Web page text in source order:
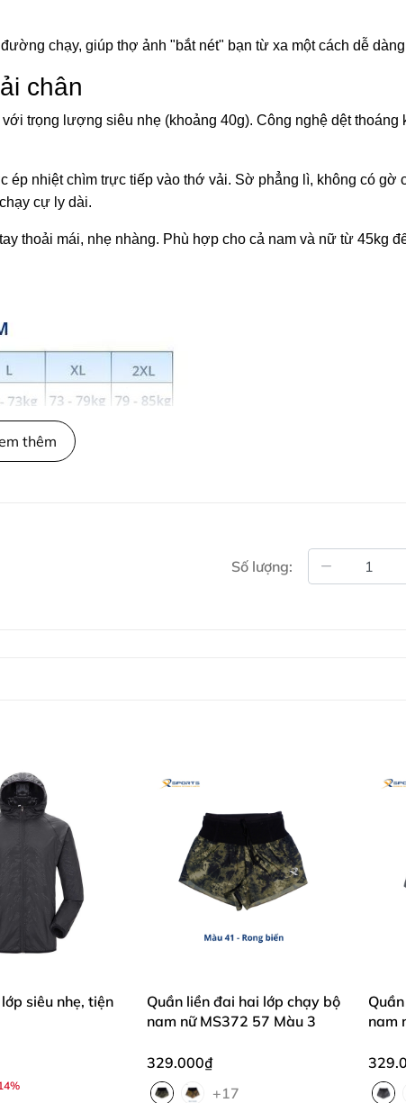
chạy, giúp thợ ảnh "bắt nét" bạn từ xa một cách dễ
chân
trọng lượng siêu nhẹ (khoảng 40g). Công nghệ dệt thoáng
ép nhiệt chìm trực tiếp vào thớ vải. Sờ phẳng lì, không có gờ
cự ly dài.
thoải mái, nhẹ nhàng. Phù hợp cho cả nam và nữ từ 45kg
khắt khe. Chúng tôi đồng hành cùng cộng đồng Runner
(Đến hết 30/4)
thêm
Số lượng:
siêu nhẹ, tiện
Quần liền đai hai lớp chạy bộ
nam nữ MS372 57 Màu 3
329.000₫
+17
nam